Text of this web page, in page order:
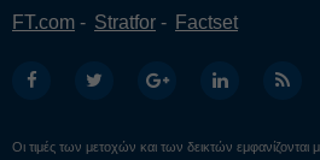
FT.com Stratfor Factset
Οι τιμές των μετοχών και των δεικτών εμφανίζονται